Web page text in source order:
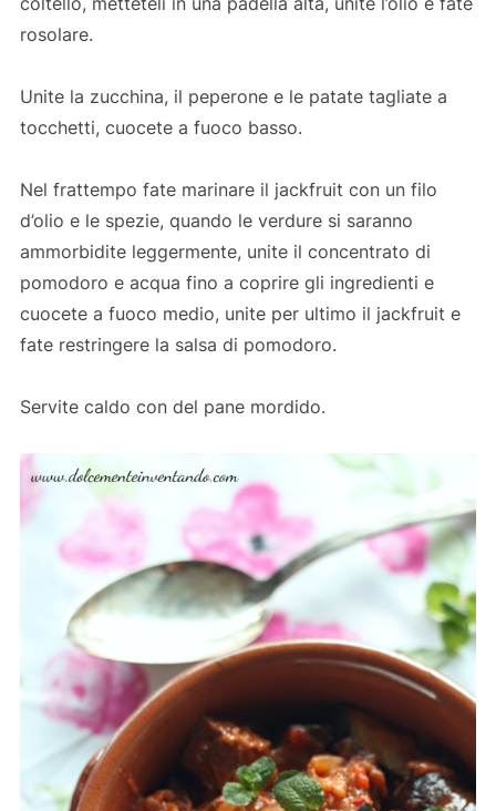
rosolare.
Unite la zucchina, il peperone e le patate tagliate a
tocchetti, cuocete a fuoco basso.
Nel frattempo fate marinare il jackfruit con un filo
d’olio e le spezie, quando le verdure si saranno
ammorbidite leggermente, unite il concentrato di
pomodoro e acqua fino a coprire gli ingredienti e
cuocete a fuoco medio, unite per ultimo il jackfruit e
fate restringere la salsa di pomodoro.
Servite caldo con del pane mordido.